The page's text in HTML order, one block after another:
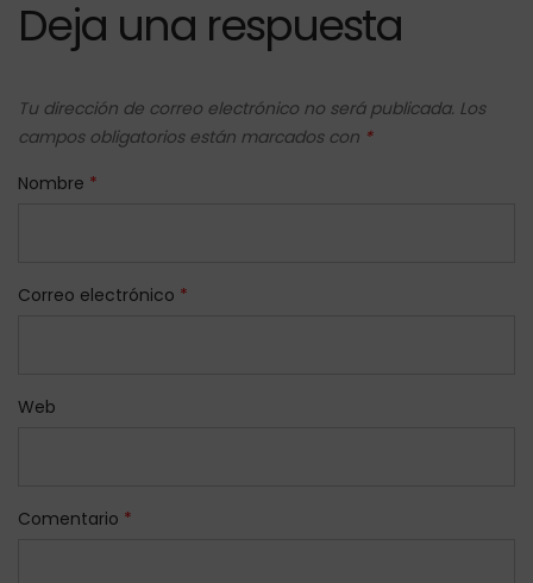
Deja una respuesta
Tu dirección de correo electrónico no será publicada. Los
campos obligatorios están marcados con *
Nombre *
Correo electrónico *
Web
Comentario *